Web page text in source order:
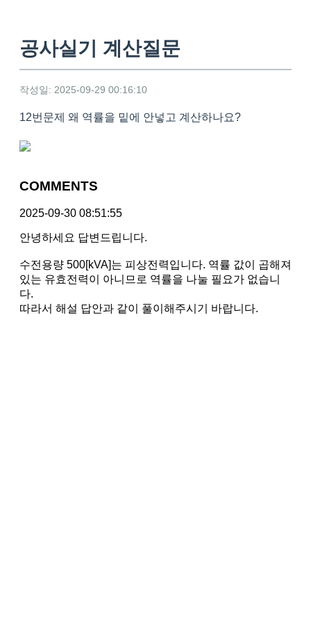
공사실기 계산질문
작성일: 2025-09-29 00:16:10
12번문제 왜 역률을 밑에 안넣고 계산하나요?
COMMENTS
2025-09-30 08:51:55
안녕하세요 답변드립니다.
수전용량 500[kVA]는 피상전력입니다. 역률 값이 곱해져
있는 유효전력이 아니므로 역률을 나눌 필요가 없습니
다.
따라서 해설 답안과 같이 풀이해주시기 바랍니다.